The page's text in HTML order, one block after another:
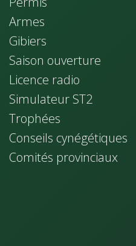
Armes
Gibiers
Saison ouverture
Licence radio
Simulateur ST2
Trophées
Conseils cynég​étiques
Comités provinciaux